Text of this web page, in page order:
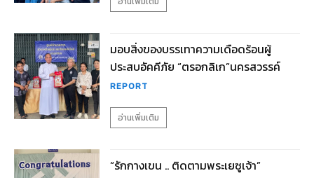
มอบสิ่งของบรรเทาความเดือดร้อนผู้
ประสบอัคคีภัย “ตรอกลิเก”นครสวรรค์
REPORT
อ่านเพิ่มเติม
“รักกางเขน .. ติดตามพระเยซูเจ้า”